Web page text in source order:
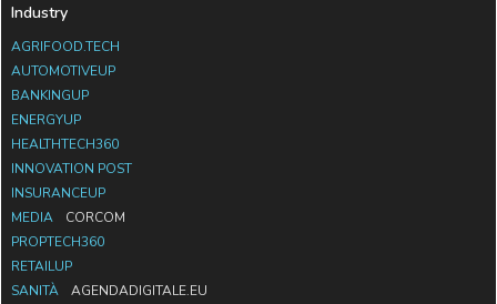
Industry
AGRIFOOD.TECH
AUTOMOTIVEUP
BANKINGUP
ENERGYUP
HEALTHTECH360
INNOVATION POST
INSURANCEUP
MEDIA
CORCOM
PROPTECH360
RETAILUP
SANITÀ
AGENDADIGITALE.EU